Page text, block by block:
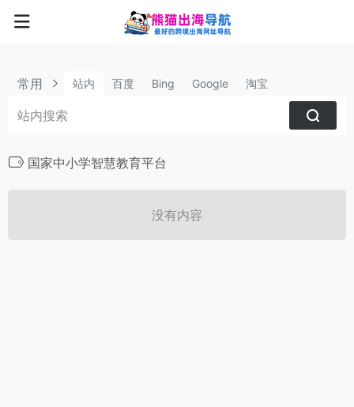
常用 站内 百度 Bing Google 淘宝
国家中小学智慧教育平台
没有内容